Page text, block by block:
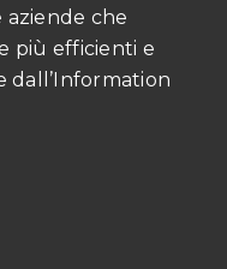
che
più efficienti e
dall’Information